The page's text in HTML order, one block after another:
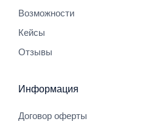
Возможности
Кейсы
Отзывы
Информация
Договор оферты